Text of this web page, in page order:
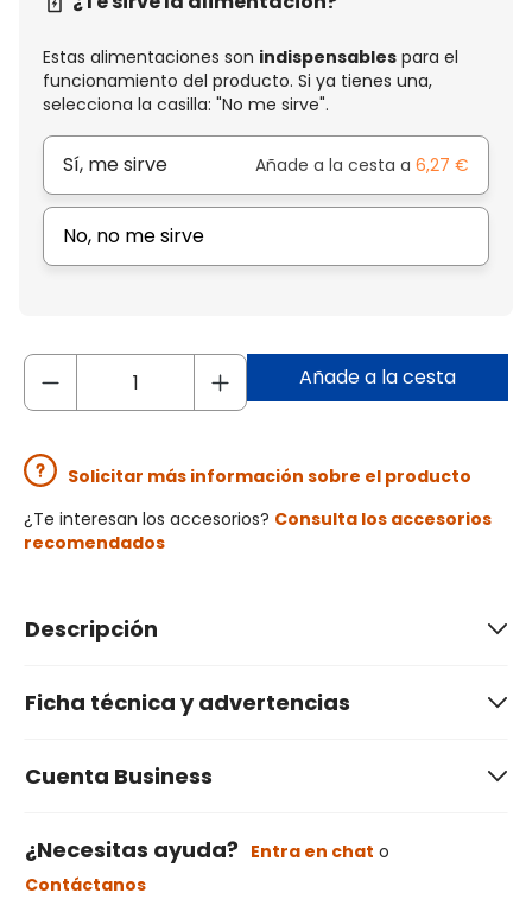
Estas alimentaciones son indispensables para el
funcionamiento del producto. Si ya tienes una,
selecciona la casilla: "No me sirve".
Sí, me sirve Añade a la cesta a 6,27 €
No, no me sirve
Añade a la cesta
Solicitar más información sobre el producto
¿Te interesan los accesorios? Consulta los accesorios
recomendados
Descripción
Ficha técnica y advertencias
Cuenta Business
¿Necesitas ayuda? Entra en chat o
Contáctanos